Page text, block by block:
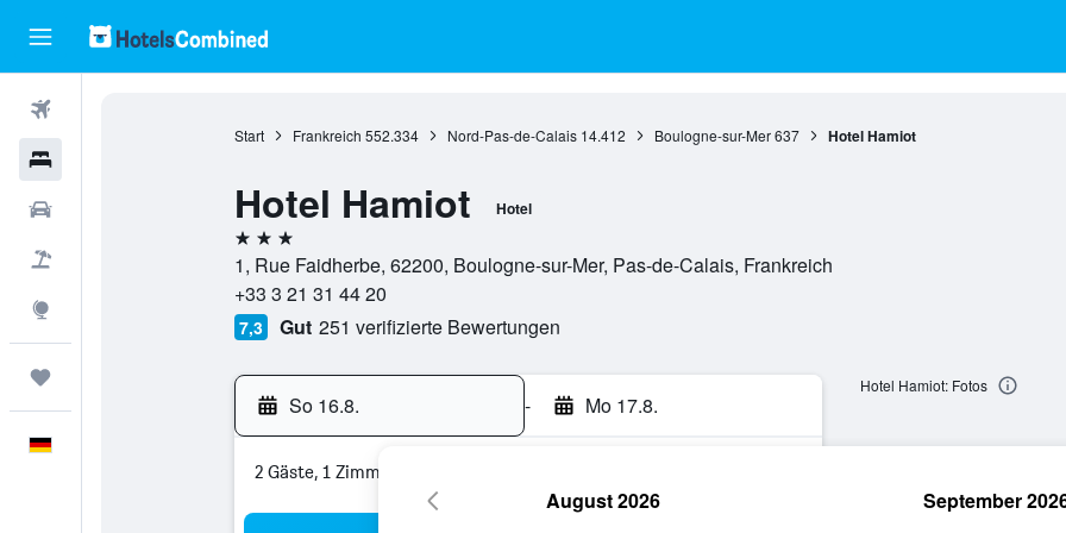
Start Frankreich 552.334 Nord-Pas-de-Calais 14.412 Boulogne-sur-Mer 637 Hotel Hamiot
Hotel Hamiot Hotel
3 Sterne
1, Rue Faidherbe, 62200, Boulogne-sur-Mer, Pas-de-Calais, Frankreich
+33 3 21 31 44 20
7,3 Gut 251 verifizierte Bewertungen
So 16.8. - Mo 17.8.
2 Gäste, 1 Zimmer
Hotel Hamiot: Fotos
August 2026 September